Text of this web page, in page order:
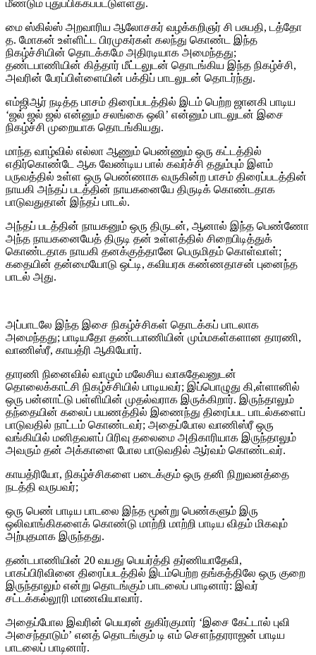
மீண்டும் புதுப்பிக்கப்பட்டுள்ளது.
மை ஸ்கில்ஸ் அறவாரிய ஆலோசகர் வழக்கறிஞர் சி பசுபதி, டத்தோ
த. மோகன் உள்ளிட்ட பிரமுகர்கள் கலந்து கொண்ட இந்த
நிகழ்ச்சியின் தொடக்கமே அதிரடியாக அமைந்தது;
தண்டபாணியின் கித்தார் மீட்டலுடன் தொடங்கிய இந்த நிகழ்ச்சி,
அவரின் பேரப்பிள்ளையின் பக்திப் பாடலுடன் தொடர்ந்து.
எம்ஜிஆர் நடித்த பாசம் திரைப்படத்தில் இடம் பெற்ற ஜானகி பாடிய
‘ஜல் ஜல் ஜல் என்னும் சலங்கை ஒலி’ என்னும் பாடலுடன் இசை
நிகழ்ச்சி முறையாக தொடங்கியது.
மாந்த வாழ்வில் எல்லா ஆணும் பெண்ணும் ஒரு கட்டத்தில்
எதிர்கொண்டே ஆக வேண்டிய பால் கவர்ச்சி ததும்பும் இளம்
பருவத்தில் உள்ள ஒரு பெண்ணாக வருகின்ற பாசம் திரைப்படத்தின்
நாயகி அந்தப் படத்தின் நாயகனையே திருடிக் கொண்டதாக
பாடுவதுதான் இந்தப் பாடல்.
அந்தப் படத்தின் நாயகனும் ஒரு திருடன், ஆனால் இந்த பெண்ணோ
அந்த நாயகனையேத் திருடி தன் உள்ளத்தில் சிறைபிடித்துக்
கொண்டதாக நாயகி தனக்குத்தானே பெருமிதம் கொள்வாள்;
கதையின் தன்மையோடு ஒட்டி, கவியரசு கண்ணதாசன் புனைந்த
பாடல் அது.
அப்பாடலே இந்த இசை நிகழ்ச்சிகள் தொடக்கப் பாடலாக
அமைந்தது; பாடியதோ தண்டபாணியின் மும்மகள்களான தாரணி,
வாணிஸ்ரீ, காயத்ரி ஆகியோர்.
தாரணி நினைவில் வாழும் மலேசிய வாசுதேவனுடன்
தொலைக்காட்சி நிகழ்ச்சியில் பாடியவர்; இப்பொழுது கி,ள்ளானில்
ஒரு பன்னாட்டு பள்ளியின் முதல்வராக இருக்கிறார். இருந்தாலும்
தந்தையின் கலைப் பயணத்தில் இணைந்து திரைப்பட பாடல்களைப்
பாடுவதில் நாட்டம் கொண்டவர்; அதைப்போல வாணிஸ்ரீ ஒரு
வங்கியில் மனிதவளப் பிரிவு தலைமை அதிகாரியாக இருந்தாலும்
அவரும் தன் அக்காளை போல பாடுவதில் ஆர்வம் கொண்டவர்.
காயத்ரியோ, நிகழ்ச்சிகளை படைக்கும் ஒரு தனி நிறுவனத்தை
நடத்தி வருபவர்;
ஒரு பெண் பாடிய பாடலை இந்த மூன்று பெண்களும் இரு
ஒலிவாங்கிகளைக் கொண்டு மாற்றி மாற்றி பாடிய விதம் மிகவும்
அற்புதமாக இருந்தது.
தண்டபாணியின் 20 வயது பெயர்த்தி தர்ணியாதேவி,
பாகப்பிரிவினை திரைப்படத்தில் இடம்பெற்ற தங்கத்திலே ஒரு குறை
இருந்தாலும் என்று தொடங்கும் பாடலைப் பாடினார்: இவர்
சட்டக்கல்லூரி மாணவியாவார்.
அதைப்போல இவரின் பெயரன் துகிர்குமார் ‘இசை கேட்டால் புவி
அசைந்தாடும்’ எனத் தொடங்கும் டி எம் சௌந்தரராஜன் பாடிய
பாடலைப் பாடினார்.